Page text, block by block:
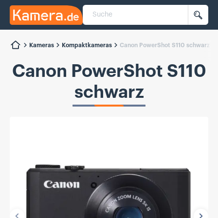
Kamera.de
Suche
Kameras Kompaktkameras Canon PowerShot S110 schwarz
Canon PowerShot S110
schwarz